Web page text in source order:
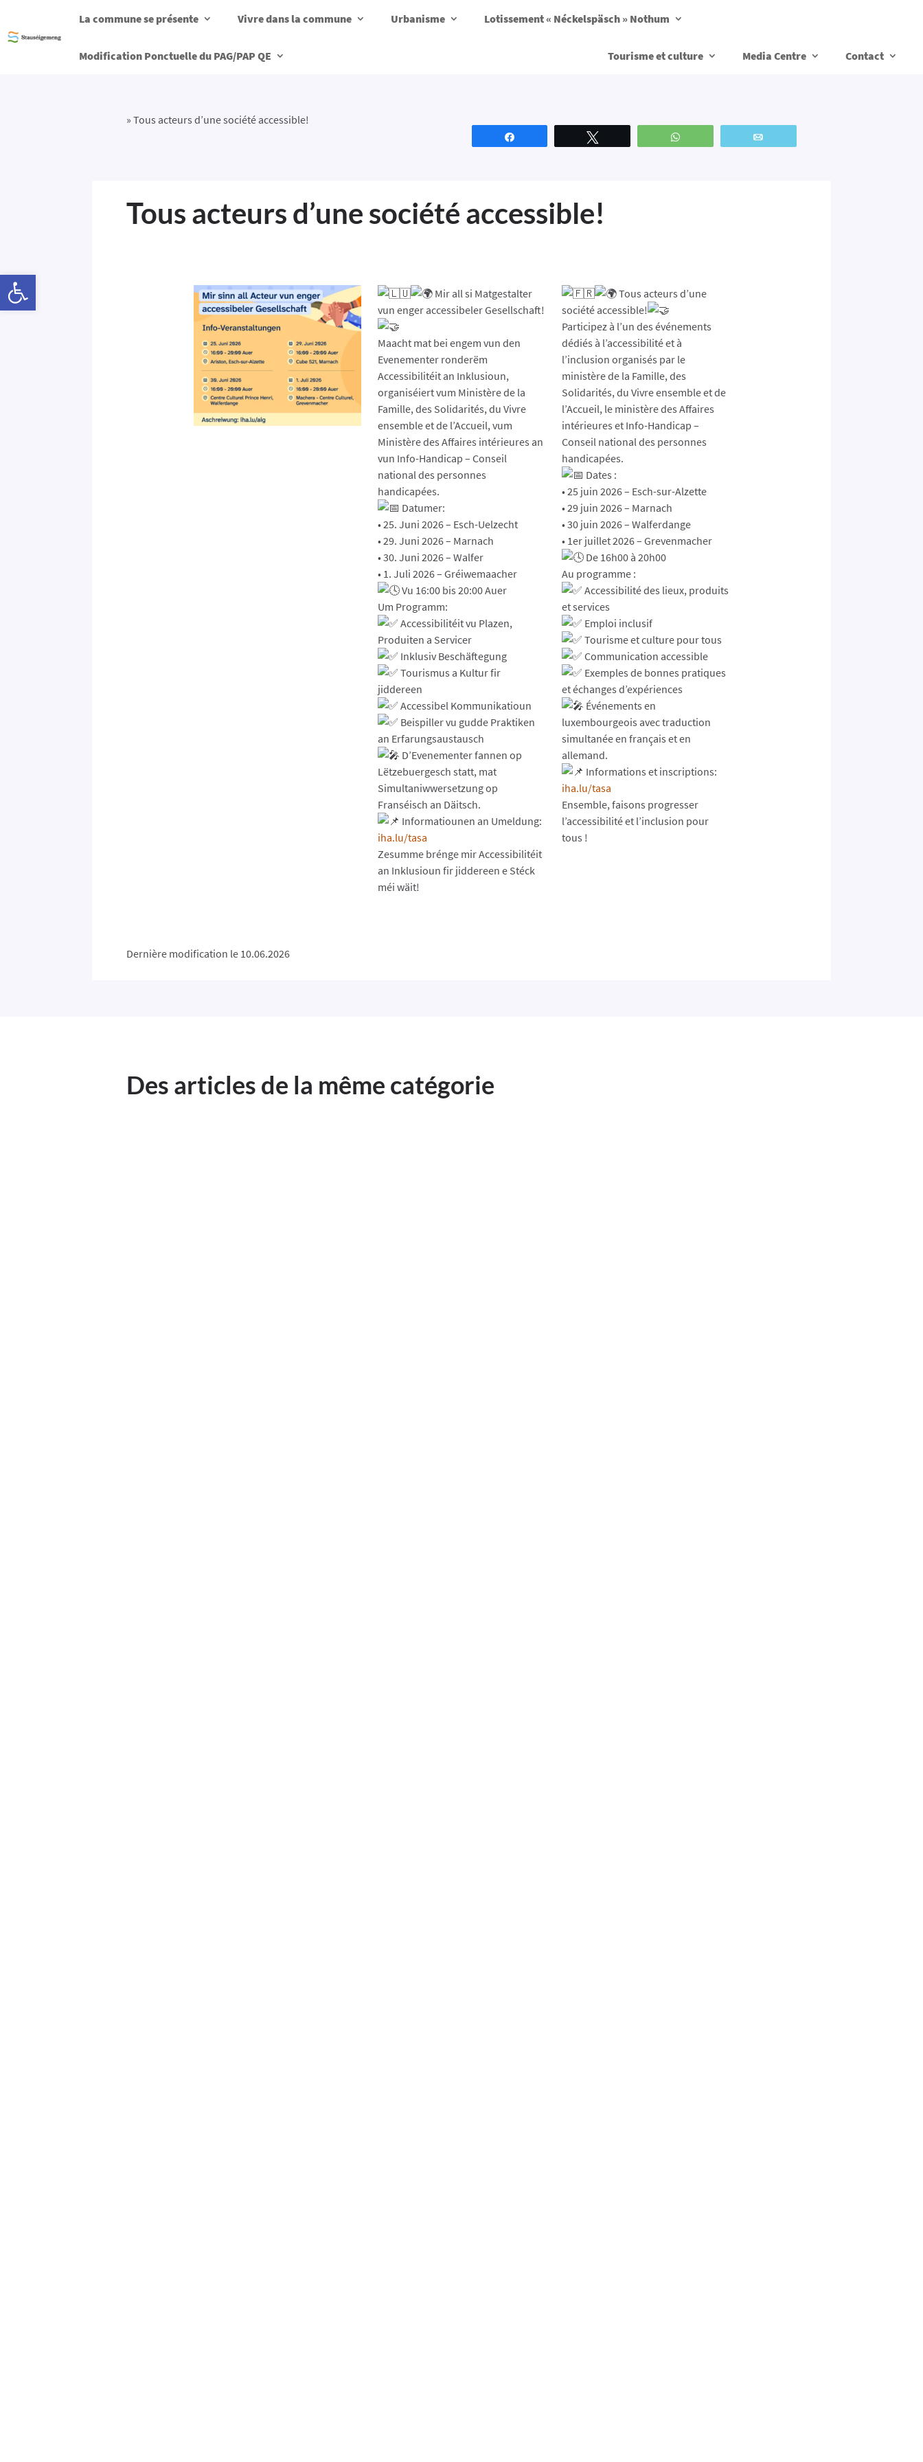
La commune se présente Vivre dans la commune Urbanisme Lotissement « Néckelspäsch » Nothum
Modification Ponctuelle du PAG/PAP QE Tourisme et culture Media Centre Contact
» Tous acteurs d’une société accessible!
Tous acteurs d’une société accessible!
Mir all si Matgestalter
vun enger accessibeler Gesellschaft!
Maacht mat bei engem vun den
Evenementer ronderëm
Accessibilitéit an Inklusioun,
organiséiert vum Ministère de la
Famille, des Solidarités, du Vivre
ensemble et de l’Accueil, vum
Ministère des Affaires intérieures an
vun Info-Handicap – Conseil
national des personnes
handicapées.
Datumer:
• 25. Juni 2026 – Esch-Uelzecht
• 29. Juni 2026 – Marnach
• 30. Juni 2026 – Walfer
• 1. Juli 2026 – Gréiwemaacher
Vu 16:00 bis 20:00 Auer
Um Programm:
Accessibilitéit vu Plazen,
Produiten a Servicer
Inklusiv Beschäftegung
Tourismus a Kultur fir
jiddereen
Accessibel Kommunikatioun
Beispiller vu gudde Praktiken
an Erfarungsaustausch
D’Evenementer fannen op
Lëtzebuergesch statt, mat
Simultaniwwersetzung op
Franséisch an Däitsch.
Informatiounen an Umeldung:
iha.lu/tasa
Zesumme brénge mir Accessibilitéit
an Inklusioun fir jiddereen e Stéck
méi wäit!
Tous acteurs d’une
société accessible!
Participez à l’un des événements
dédiés à l’accessibilité et à
l’inclusion organisés par le
ministère de la Famille, des
Solidarités, du Vivre ensemble et de
l’Accueil, le ministère des Affaires
intérieures et Info-Handicap –
Conseil national des personnes
handicapées.
Dates :
• 25 juin 2026 – Esch-sur-Alzette
• 29 juin 2026 – Marnach
• 30 juin 2026 – Walferdange
• 1er juillet 2026 – Grevenmacher
De 16h00 à 20h00
Au programme :
Accessibilité des lieux, produits
et services
Emploi inclusif
Tourisme et culture pour tous
Communication accessible
Exemples de bonnes pratiques
et échanges d’expériences
Événements en
luxembourgeois avec traduction
simultanée en français et en
allemand.
Informations et inscriptions:
iha.lu/tasa
Ensemble, faisons progresser
l’accessibilité et l’inclusion pour
tous !
Dernière modification le 10.06.2026
Des articles de la même catégorie
Ouvrir la barre d’outils